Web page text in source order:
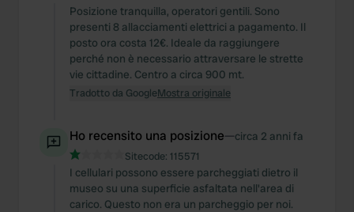
Posizione tranquilla, operatori gentili. Sono
presenti 8 allacciamenti elettrici a pagamento. Il
posto ora costa 12€. Ideale da raggiungere
perché non è necessario attraversare le strette
vie cittadine. Centro a circa 900 mt.
Tradotto da GoogleMostra originale
Ho recensito una posizione—circa 2 anni fa
Sitecode: 115571
I cellulari possono essere parcheggiati dietro il
museo su una superficie asfaltata nell'area di
carico. Questo non era un parcheggio per noi.